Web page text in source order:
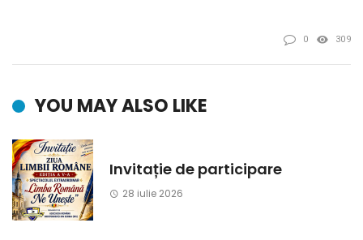
0 309
YOU MAY ALSO LIKE
Invitație de participare
28 iulie 2026